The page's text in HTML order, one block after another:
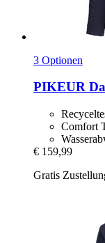
3 Optionen
PIKEUR
Comfort
€ 159,99
Gratis